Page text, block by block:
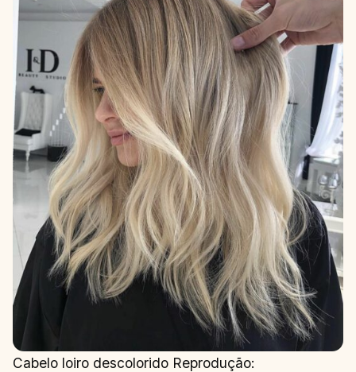
Cabelo loiro descolorido Reprodução: